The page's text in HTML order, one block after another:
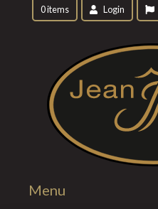
0 items Login
Menu